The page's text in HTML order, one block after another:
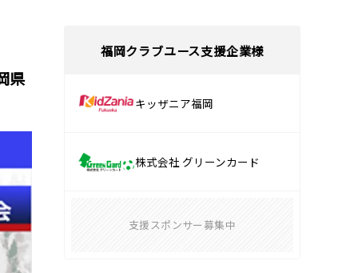
県
福岡クラブユース支援企業様
キッザニア福岡
株式会社 グリーンカード
支援スポンサー募集中